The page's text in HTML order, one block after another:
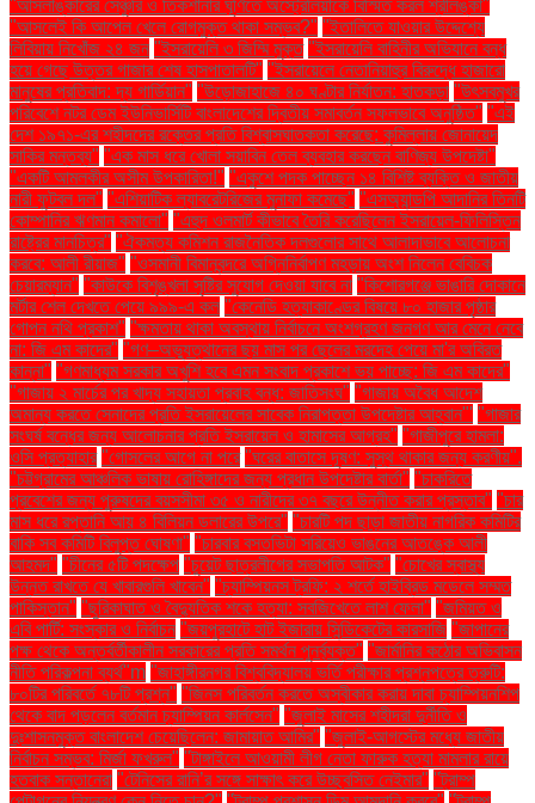
"আসলাঙ্কারের সেঞ্চুরি ও তিকশানার ঘূর্ণিতে অস্ট্রেলিয়াকে বিস্মিত করল শ্রীলঙ্কা"
"আসলেই কি আপেল খেলে রোগমুক্ত থাকা সম্ভব?" "ইতালিতে যাওয়ার উদ্দেশ্যে
লিবিয়ায় নিখোঁজ ২৪ জন "ইসরায়েলি ৩ জিম্মি মুক্ত "ইসরায়েলি বাহিনীর অভিযানে বন্ধ
হয়ে গেছে উত্তর গাজার শেষ হাসপাতালটি" "ইসরায়েলে নেতানিয়াহুর বিরুদ্ধে হাজারো
মানুষের প্রতিবাদ: দ্য গার্ডিয়ান" "উড়োজাহাজে ৪০ ঘণ্টার নির্যাতন: হাতকড়া "উৎসবমুখর
পরিবেশে নটর ডেম ইউনিভার্সিটি বাংলাদেশের দ্বিতীয় সমাবর্তন সফলভাবে অনুষ্ঠিত" "এই
দেশ ১৯৭১-এর শহীদদের রক্তের প্রতি বিশ্বাসঘাতকতা করেছে: কুমিল্লায় জোনায়েদ
সাকির মন্তব্য" "এক মাস ধরে খোলা সয়াবিন তেল ব্যবহার করছেন বাণিজ্য উপদেষ্টা"
"একটি আমলকীর অসীম উপকারিতা!" "একুশে পদক পাচ্ছেন ১৪ বিশিষ্ট ব্যক্তি ও জাতীয়
নারী ফুটবল দল" "এশিয়াটিক ল্যাবরেটরিজের মুনাফা কমেছে" "এসঅ্যান্ডপি আদানির তিনটি
কোম্পানির ঋণমান কমালো" "এহুদ ওলমার্ট কীভাবে তৈরি করেছিলেন ইসরায়েল-ফিলিস্তিন
রাষ্ট্রের মানচিত্র" "ঐকমত্য কমিশন রাজনৈতিক দলগুলোর সাথে আলাদাভাবে আলোচনা
করবে: আলী রীয়াজ" "ওসমানী বিমানবন্দরে অগ্নিনির্বাপণ মহড়ায় অংশ নিলেন বেবিচক
চেয়ারম্যান" "কাউকে বিশৃঙ্খলা সৃষ্টির সুযোগ দেওয়া যাবে না "কিশোরগঞ্জে ভাঙারি দোকানে
মর্টার শেল দেখতে পেয়ে ৯৯৯-এ কল "কেনেডি হত্যাকাণ্ডের বিষয়ে ৮০ হাজার পৃষ্ঠার
গোপন নথি প্রকাশ" "ক্ষমতায় থাকা অবস্থায় নির্বাচনে অংশগ্রহণ জনগণ আর মেনে নেবে
না: জি এম কাদের" "গণ–অভ্যুত্থানের ছয় মাস পর ছেলের মরদেহ পেয়ে মা'র অবিরত
কান্না" "গণমাধ্যম সরকার অখুশি হবে এমন সংবাদ প্রকাশে ভয় পাচ্ছে: জি এম কাদের"
"গাজায় ২ মার্চের পর খাদ্য সহায়তা প্রবাহ বন্ধ: জাতিসংঘ" "গাজায় অবৈধ আদেশ
অমান্য করতে সেনাদের প্রতি ইসরায়েলের সাবেক নিরাপত্তা উপদেষ্টার আহ্বান"' "গাজার
সংঘর্ষ বন্ধের জন্য আলোচনার প্রতি ইসরায়েল ও হামাসের আগ্রহ" "গাজীপুরে হামলা:
ওসি প্রত্যাহার "গোসলের আগে না পরে "ঘরের বাতাসে দূষণ: সুস্থ থাকার জন্য করণীয়".
"চট্টগ্রামের আঞ্চলিক ভাষায় রোহিঙ্গাদের জন্য প্রধান উপদেষ্টার বার্তা" "চাকরিতে
প্রবেশের জন্য পুরুষদের বয়সসীমা ৩৫ ও নারীদের ৩৭ বছরে উন্নীত করার প্রস্তাব" "চার
মাস ধরে রপ্তানি আয় ৪ বিলিয়ন ডলারের উপরে" "চারটি পদ ছাড়া জাতীয় নাগরিক কমিটির
বাকি সব কমিটি বিলুপ্ত ঘোষণা" "চারবার বসতভিটা সরিয়েও ভাঙনের আতঙ্কে আলী
আহমদ" "চীনের ৫টি পদক্ষেপ "চুয়েট ছাত্রলীগের সভাপতি আটক" "চোখের স্বাস্থ্য
উন্নত রাখতে যে খাবারগুলি খাবেন" "চ্যাম্পিয়নস ট্রফি: ২ শর্তে হাইব্রিড মডেলে সম্মত
পাকিস্তান" "ছুরিকাঘাত ও বৈদ্যুতিক শকে হত্যা: সবজিখেতে লাশ ফেলা" "জমিয়ত ও
এবি পার্টি: সংস্কার ও নির্বাচন "জয়পুরহাটে হাট ইজারায় সিন্ডিকেটের কারসাজি "জাপানের
পক্ষ থেকে অন্তর্বর্তীকালীন সরকারের প্রতি সমর্থন পুনর্ব্যক্ত" "জার্মানির কঠোর অভিবাসন
নীতি পরিকল্পনা ব্যর্থ"m "জাহাঙ্গীরনগর বিশ্ববিদ্যালয় ভর্তি পরীক্ষার প্রশ্নপত্রে ত্রুটি:
৮০টির পরিবর্তে ৭৮টি প্রশ্ন" "জিনস পরিবর্তন করতে অস্বীকার করায় দাবা চ্যাম্পিয়নশিপ
থেকে বাদ পড়লেন বর্তমান চ্যাম্পিয়ন কার্লসেন" "জুলাই মাসের শহীদরা দুর্নীতি ও
দুঃশাসনমুক্ত বাংলাদেশ চেয়েছিলেন: জামায়াত আমির" "জুলাই-আগস্টের মধ্যে জাতীয়
নির্বাচন সম্ভব: মির্জা ফখরুল" "টাঙ্গাইলে আওয়ামী লীগ নেতা ফারুক হত্যা মামলার রায়ে
হতবাক সন্তানেরা "টেনিসের রানি’র সঙ্গে সাক্ষাৎ করে উচ্ছ্বসিত নেইমার" "ট্রাম্প